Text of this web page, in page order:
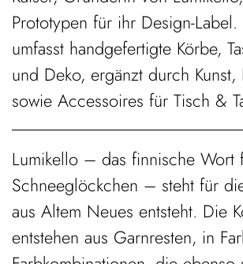
Prototypen für ihr Design-
umfasst handgefertigte Körbe,
und Deko, ergänzt durch Kunst,
sowie Accessoires für Tisch &
Lumikello – das finnische Wort
Schneeglöckchen – steht für
aus Altem Neues entsteht. Die
entstehen aus Garnresten, in